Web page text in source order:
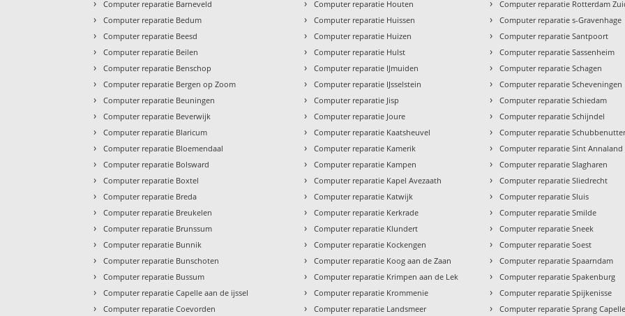
› Computer reparatie Barneveld
› Computer reparatie Bedum
› Computer reparatie Beesd
› Computer reparatie Beilen
› Computer reparatie Benschop
› Computer reparatie Bergen op Zoom
› Computer reparatie Beuningen
› Computer reparatie Beverwijk
› Computer reparatie Blaricum
› Computer reparatie Bloemendaal
› Computer reparatie Bolsward
› Computer reparatie Boxtel
› Computer reparatie Breda
› Computer reparatie Breukelen
› Computer reparatie Brunssum
› Computer reparatie Bunnik
› Computer reparatie Bunschoten
› Computer reparatie Bussum
› Computer reparatie Capelle aan de ijssel
› Computer reparatie Coevorden
› Computer reparatie Houten
› Computer reparatie Huissen
› Computer reparatie Huizen
› Computer reparatie Hulst
› Computer reparatie IJmuiden
› Computer reparatie IJsselstein
› Computer reparatie Jisp
› Computer reparatie Joure
› Computer reparatie Kaatsheuvel
› Computer reparatie Kamerik
› Computer reparatie Kampen
› Computer reparatie Kapel Avezaath
› Computer reparatie Katwijk
› Computer reparatie Kerkrade
› Computer reparatie Klundert
› Computer reparatie Kockengen
› Computer reparatie Koog aan de Zaan
› Computer reparatie Krimpen aan de Lek
› Computer reparatie Krommenie
› Computer reparatie Landsmeer
› Computer reparatie Rotterdam
› Computer reparatie s-Gravenhage
› Computer reparatie Santpoort
› Computer reparatie Sassenheim
› Computer reparatie Schagen
› Computer reparatie Scheveningen
› Computer reparatie Schiedam
› Computer reparatie Schijndel
› Computer reparatie
› Computer reparatie Sint Annaland
› Computer reparatie Slagharen
› Computer reparatie Sliedrecht
› Computer reparatie Sluis
› Computer reparatie Smilde
› Computer reparatie Sneek
› Computer reparatie Soest
› Computer reparatie Spaarndam
› Computer reparatie Spakenburg
› Computer reparatie Spijkenisse
› Computer reparatie Sprang Capelle